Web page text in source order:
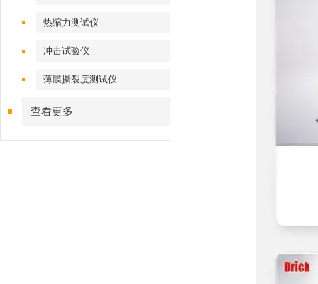
热缩力测试仪
冲击试验仪
薄膜撕裂度测试仪
查看更多